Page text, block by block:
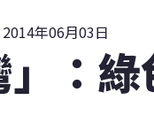
2014年06月03日
：